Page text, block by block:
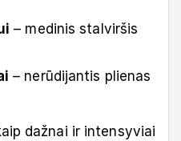
– medinis stalviršis
– nerūdijantis plienas
dažnai ir intensyviai